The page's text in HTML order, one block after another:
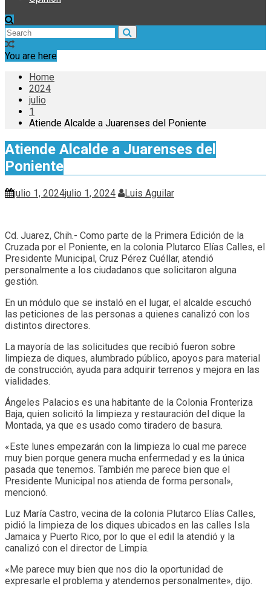
You are here
Home
2024
julio
1
Atiende Alcalde a Juarenses del Poniente
Atiende Alcalde a Juarenses del
Poniente
julio 1, 2024julio 1, 2024 Luis Aguilar
Cd. Juarez, Chih.- Como parte de la Primera Edición de la
Cruzada por el Poniente, en la colonia Plutarco Elías Calles, el
Presidente Municipal, Cruz Pérez Cuéllar, atendió
personalmente a los ciudadanos que solicitaron alguna
gestión.
En un módulo que se instaló en el lugar, el alcalde escuchó
las peticiones de las personas a quienes canalizó con los
distintos directores.
La mayoría de las solicitudes que recibió fueron sobre
limpieza de diques, alumbrado público, apoyos para material
de construcción, ayuda para adquirir terrenos y mejora en las
vialidades.
Ángeles Palacios es una habitante de la Colonia Fronteriza
Baja, quien solicitó la limpieza y restauración del dique la
Montada, ya que es usado como tiradero de basura.
«Este lunes empezarán con la limpieza lo cual me parece
muy bien porque genera mucha enfermedad y es la única
pasada que tenemos. También me parece bien que el
Presidente Municipal nos atienda de forma personal»,
mencionó.
Luz María Castro, vecina de la colonia Plutarco Elías Calles,
pidió la limpieza de los diques ubicados en las calles Isla
Jamaica y Puerto Rico, por lo que el edil la atendió y la
canalizó con el director de Limpia.
«Me parece muy bien que nos dio la oportunidad de
expresarle el problema y atendernos personalmente», dijo.